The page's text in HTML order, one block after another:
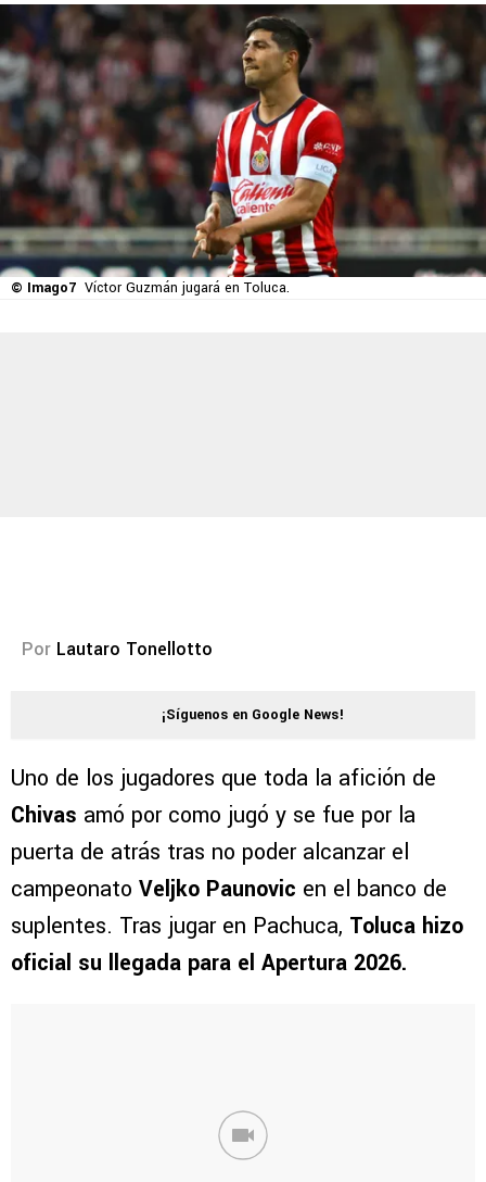
© Imago7 Víctor Guzmán jugará en Toluca.
Por Lautaro Tonellotto
¡Síguenos en Google News!
Uno de los jugadores que toda la afición de
Chivas amó por como jugó y se fue por la
puerta de atrás tras no poder alcanzar el
campeonato Veljko Paunovic en el banco de
suplentes. Tras jugar en Pachuca, Toluca hizo
oficial su llegada para el Apertura 2026.